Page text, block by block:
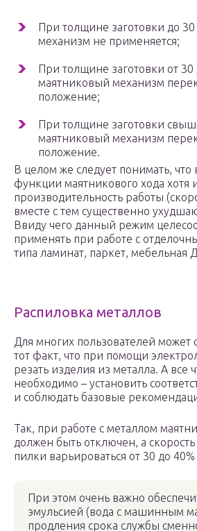
При толщине заготовки до
механизм не применяется;
При толщине заготовки от
маятниковый механизм
положение;
При толщине заготовки
маятниковый механизм
положение.
В целом же следует понимать,
функции маятникового хода хотя
производительность работы
вместе с тем существенно
Ввиду чего данный режим
применять при работе с
типа ламинат, паркет, мебельная
Распиловка металлов
Для многих пользователей может
тот факт, что при помощи
резать изделия из металла. А все
необходимо – установить
и соблюдать базовые
Так, при работе с металлом
должен быть отключен, а
пилки варьироваться от 30 до
При этом очень важно
эмульсией (вода с машинным
продления срока службы